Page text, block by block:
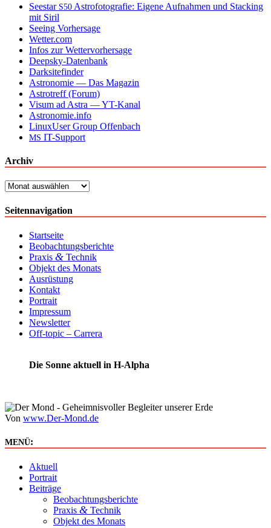
Seestar S50 Astrofotografie: Eigene Aufnahmen und Stacking
mit Siril
Seeing Vorhersage
Wetter.com
Infos zur Wettervorhersage
Deepsky-Datenbank
Darksitefinder
Astronomie — Das Magazin
Astrotreff (Forum)
Visum ad Astra — YT-Kanal
Astronomie.info
LinuxUser Group Offenbach
MS IT-Support
Archiv
Archiv
Seitennavigation
Startseite
Beobachtungsberichte
Praxis & Technik
Objekt des Monats
Ausrüstung
Kontakt
Portrait
Impressum
Newsletter
Off-topic – Carrera
Die Sonne aktuell in H-Alpha
Von www.Der-Mond.de
MENÜ:
Aktuell
Portrait
Beiträge
Beobachtungsberichte
Praxis & Technik
Objekt des Monats